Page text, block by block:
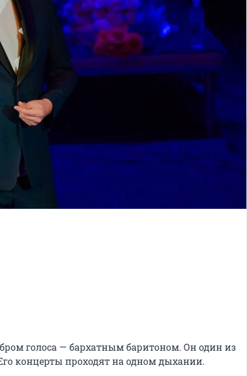
голоса — бархатным баритоном. Он один из
концерты проходят на одном дыхании.